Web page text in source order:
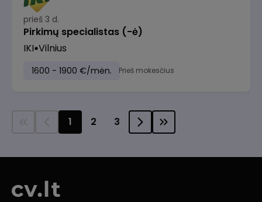
prieš 3 d.
Pirkimų specialistas (-ė)
IKI Vilnius
1600 - 1900 €/mėn. Prieš mokesčius
1 2 3